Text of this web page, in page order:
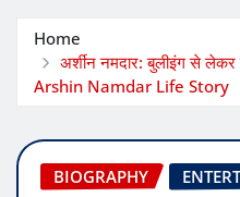
Home
अर्शीन नमदार: बुलीइंग से
Arshin Namdar Life Story
BIOGRAPHY